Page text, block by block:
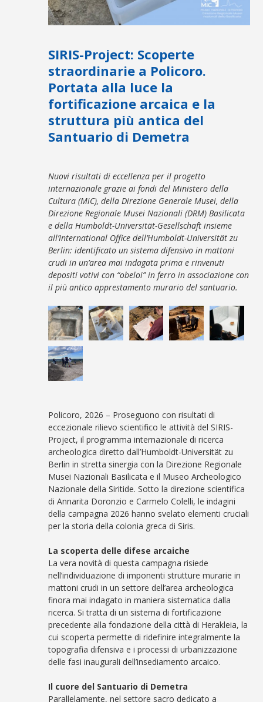
SIRIS-Project: Scoperte
straordinarie a Policoro.
Portata alla luce la
fortificazione arcaica e la
struttura più antica del
Santuario di Demetra
Nuovi risultati di eccellenza per il progetto
internazionale grazie ai fondi del Ministero della
Cultura (MiC), della Direzione Generale Musei, della
Direzione Regionale Musei Nazionali (DRM) Basilicata
e della Humboldt-Universität-Gesellschaft insieme
all’International Office dell’Humboldt-Universität zu
Berlin: identificato un sistema difensivo in mattoni
crudi in un’area mai indagata prima e rinvenuti
depositi votivi con “obeloi” in ferro in associazione con
il più antico apprestamento murario del santuario.
Policoro, 2026 – Proseguono con risultati di
eccezionale rilievo scientifico le attività del SIRIS-
Project, il programma internazionale di ricerca
archeologica diretto dall’Humboldt-Universität zu
Berlin in stretta sinergia con la Direzione Regionale
Musei Nazionali Basilicata e il Museo Archeologico
Nazionale della Siritide. Sotto la direzione scientifica
di Annarita Doronzio e Carmelo Colelli, le indagini
della campagna 2026 hanno svelato elementi cruciali
per la storia della colonia greca di Siris.
La scoperta delle difese arcaiche
La vera novità di questa campagna risiede
nell’individuazione di imponenti strutture murarie in
mattoni crudi in un settore dell’area archeologica
finora mai indagato in maniera sistematica dalla
ricerca. Si tratta di un sistema di fortificazione
precedente alla fondazione della città di Herakleia, la
cui scoperta permette di ridefinire integralmente la
topografia difensiva e i processi di urbanizzazione
delle fasi inaugurali dell’insediamento arcaico.
Il cuore del Santuario di Demetra
Parallelamente, nel settore sacro dedicato a